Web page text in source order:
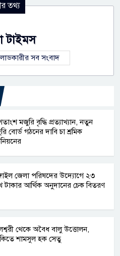
তথ্য
টাইমস
সব সংবাদ
মজুরি বৃদ্ধি প্রত্যাখ্যান, নতুন
বোর্ড গঠনের দাবি চা শ্রমিক
জেলা পরিষদের উদ্যোগে ২৩
টাকার আর্থিক অনুদানের চেক বিতরণ
থেকে অবৈধ বালু উত্তোলন,
শামসুল হক সেতু